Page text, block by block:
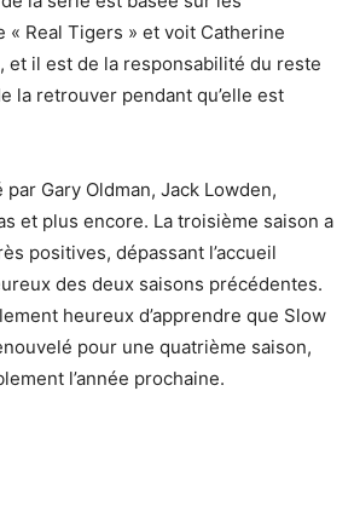
« Real Tigers » et voit Catherine
et il est de la responsabilité du reste
la retrouver pendant qu’elle est
Gary Oldman, Jack Lowden,
et plus encore. La troisième saison a
positives, dépassant l’accueil
des deux saisons précédentes.
heureux d’apprendre que Slow
pour une quatrième saison,
l’année prochaine.